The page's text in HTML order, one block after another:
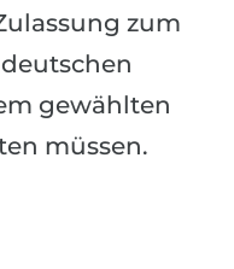
zum
gewählten
müssen.